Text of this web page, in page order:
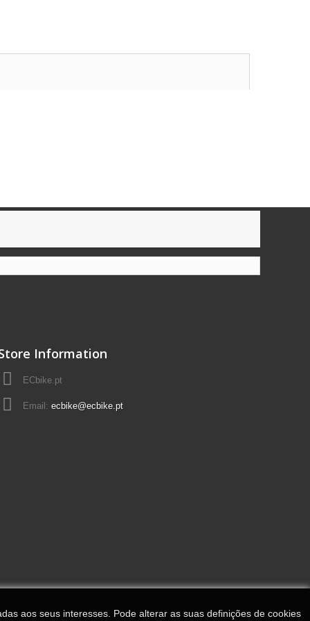
Information
ECbike.pt
Email: ecbike@ecbike.pt
aos seus interesses. Pode alterar as suas definições de cookies